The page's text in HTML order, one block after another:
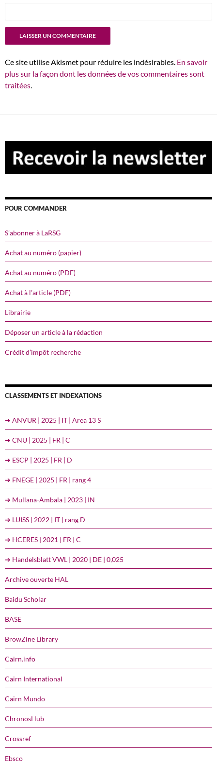
Ce site utilise Akismet pour réduire les indésirables. En savoir
plus sur la façon dont les données de vos commentaires sont
traitées.
POUR COMMANDER
S’abonner à LaRSG
Achat au numéro (papier)
Achat au numéro (PDF)
Achat à l’article (PDF)
Librairie
Déposer un article à la rédaction
Crédit d’impôt recherche
CLASSEMENTS ET INDEXATIONS
➔ ANVUR | 2025 | IT | Area 13 S
➔ CNU | 2025 | FR | C
➔ ESCP | 2025 | FR | D
➔ FNEGE | 2025 | FR | rang 4
➔ Mullana-Ambala | 2023 | IN
➔ LUISS | 2022 | IT | rang D
➔ HCERES | 2021 | FR | C
➔ Handelsblatt VWL | 2020 | DE | 0,025
Archive ouverte HAL
Baidu Scholar
BASE
BrowZine Library
Cairn.info
Cairn International
Cairn Mundo
ChronosHub
Crossref
Ebsco